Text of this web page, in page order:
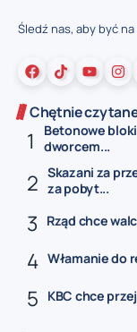
Śledź nas, aby być
Chętnie
Betonowe
dworcem...
Skazani za
za pobyt...
Rząd chce
Włamanie do
KBC chce